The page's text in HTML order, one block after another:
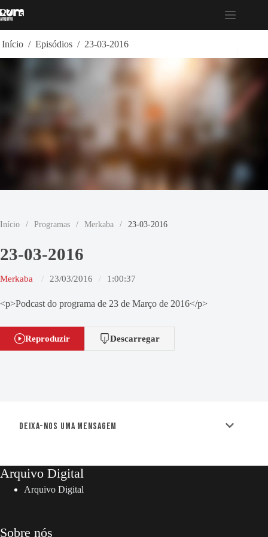
para
Início / Episódios / 23-03-2016
Início / Programas / Merkaba / 23-03-2016
23-03-2016
Merkaba 23/03/2016 1:00:37
<p>Podcast do programa de 23 de Março de 2016</p>
Reproduzir Descarregar
Deixa-nos uma mensagem
Arquivo Digital
Arquivo Digital
Sobre nós